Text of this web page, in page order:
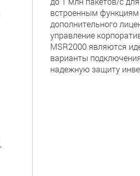
встроенным функциям
дополнительного
управление
MSR2000 являются
варианты
надежную защиту